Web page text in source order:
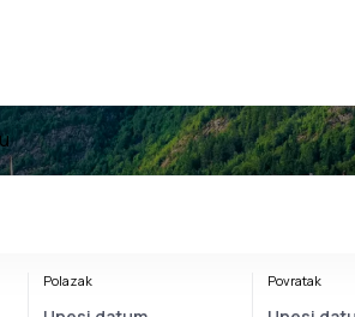
Polazak Povratak